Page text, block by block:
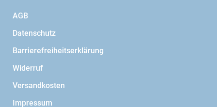
AGB
Datenschutz
Barrierefreiheitserklärung
Widerruf
Versandkosten
Impressum